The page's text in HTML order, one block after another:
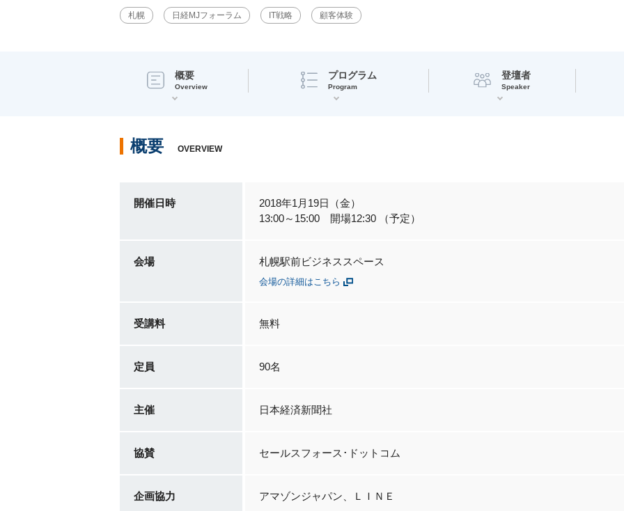
札幌 日経MJフォーラム IT戦略 顧客体験
概要
Overview
プログラム
Program
登壇者
Speaker
概要 OVERVIEW
開催日時
2018年1月19日（金）
13:00～15:00 開場12:30 （予定）
会場 札幌駅前ビジネススペース
会場の詳細はこちら
受講料 無料
定員 90名
主催 日本経済新聞社
協賛 セールスフォース･ドットコム
企画協力 アマゾンジャパン、ＬＩＮＥ